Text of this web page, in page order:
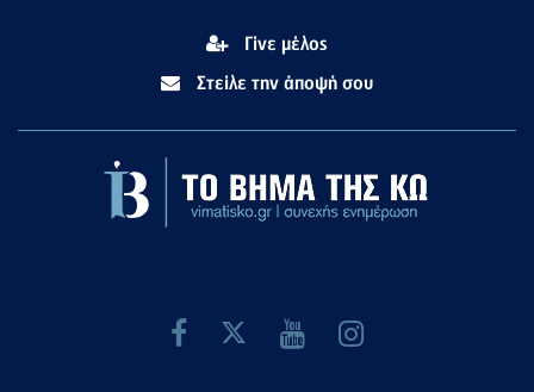
Γίνε μέλος
Στείλε την άποψή σου